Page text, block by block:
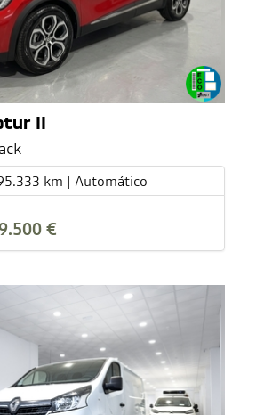
II
km | Automático
€